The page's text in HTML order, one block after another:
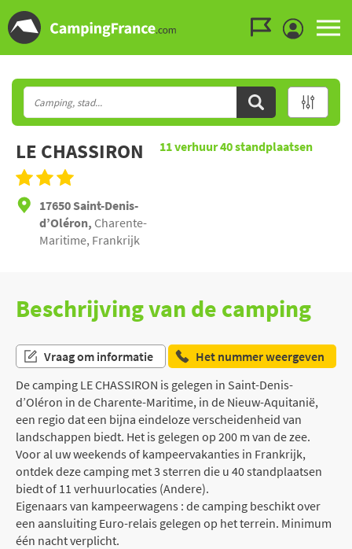
LE CHASSIRON
17650 Saint-Denis-
d’Oléron, Charente-
Maritime, Frankrijk
11verhuur40standplaatsen
Beschrijving van de camping
Vraag om informatie
Het nummer weergeven
De camping LE CHASSIRON is gelegen in Saint-Denis-
d’Oléron in de Charente-Maritime, in de Nieuw-Aquitanië,
een regio dat een bijna eindeloze verscheidenheid van
landschappen biedt. Het is gelegen op 200 m van de zee.
Voor al uw weekends of kampeervakanties in Frankrijk,
ontdek deze camping met 3 sterren die u 40 standplaatsen
biedt of 11 verhuurlocaties (Andere).
Eigenaars van kampeerwagens : de camping beschikt over
een aansluiting Euro-relais gelegen op het terrein. Minimum
één nacht verplicht.